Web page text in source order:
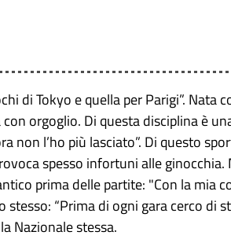
di Tokyo e quella per Parigi”. Nata
orgoglio. Di questa disciplina è
l’ho più lasciato”. Di questo
spesso infortuni alle
prima delle partite: "Con la mia
“Prima di ogni gara cerco di
Nazionale stessa.